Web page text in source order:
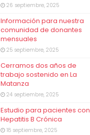
26 septiembre, 2025
Información para nuestra
comunidad de donantes
mensuales
25 septiembre, 2025
Cerramos dos años de
trabajo sostenido en La
Matanza
24 septiembre, 2025
Estudio para pacientes con
Hepatitis B Crónica
18 septiembre, 2025